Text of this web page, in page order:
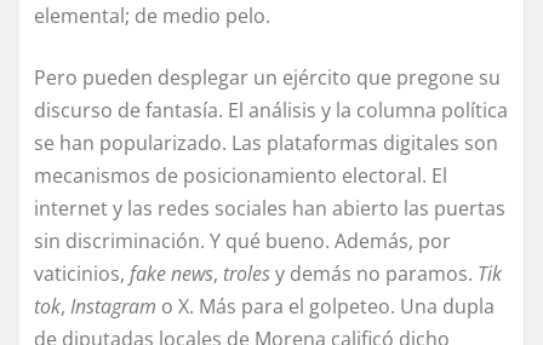
elemental; de medio pelo.
Pero pueden desplegar un ejército que pregone su
discurso de fantasía. El análisis y la columna política
se han popularizado. Las plataformas digitales son
mecanismos de posicionamiento electoral. El
internet y las redes sociales han abierto las puertas
sin discriminación. Y qué bueno. Además, por
vaticinios, fake news, trolesy demás no paramos. Tik
tok, Instagram o X. Más para el golpeteo. Una dupla
de diputadas locales de Morena calificó dicho